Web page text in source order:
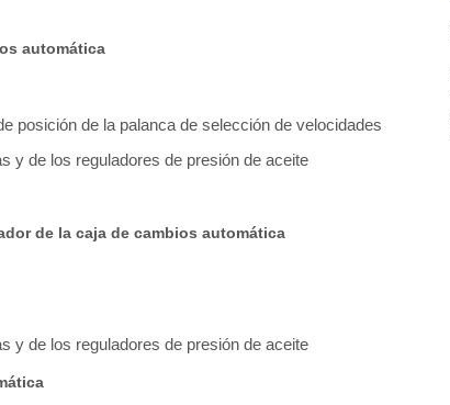
automática
posición de la palanca de selección de velocidades
y de los reguladores de presión de aceite
de la caja de cambios automática
y de los reguladores de presión de aceite